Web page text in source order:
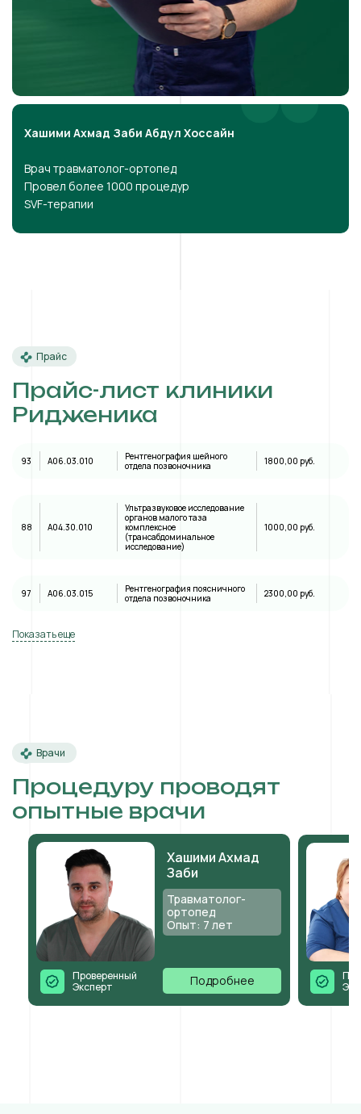
Хашими Ахмад Заби Абдул Хоссайн
Врач травматолог-ортопед
Провел более 1000 процедур
SVF-терапии
Прайс
Прайс-лист клиники
Ридженика
93 A06.03.010
Рентгенография шейного
отдела позвоночника
1800,00 руб.
88 А04.30.010
Ультразвуковое исследование
органов малого таза
комплексное
(трансабдоминальное
исследование)
1000,00 руб.
97 A06.03.015
Рентгенография поясничного
отдела позвоночника
2300,00 руб.
Показать еще
Врачи
Процедуру проводят
опытные врачи
Проверенный
Эксперт
Хашими Ахмад
Заби
Травматолог-
ортопед
Опыт: 7 лет
Подробнее